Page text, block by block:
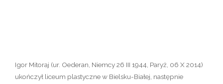
Igor Mitoraj (ur. Oederan, Niemcy 26 III 1944, Paryż, 06 X 2014)
ukończył liceum plastyczne w Bielsku-Białej, następnie